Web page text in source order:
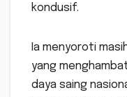
kondusif.
Ia menyoroti
yang
daya saing